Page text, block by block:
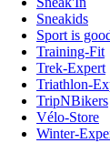
Sneakids
Sport is
Training-Fit
Trek-Expert
Triathlon-
TripNBikers
Vélo-Store
Winter-